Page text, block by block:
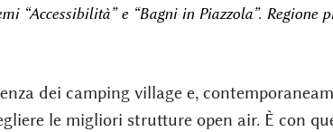
“Accessibilità” e “Bagni in Piazzola”. Regione
dei camping village e,
le migliori strutture open air. È con